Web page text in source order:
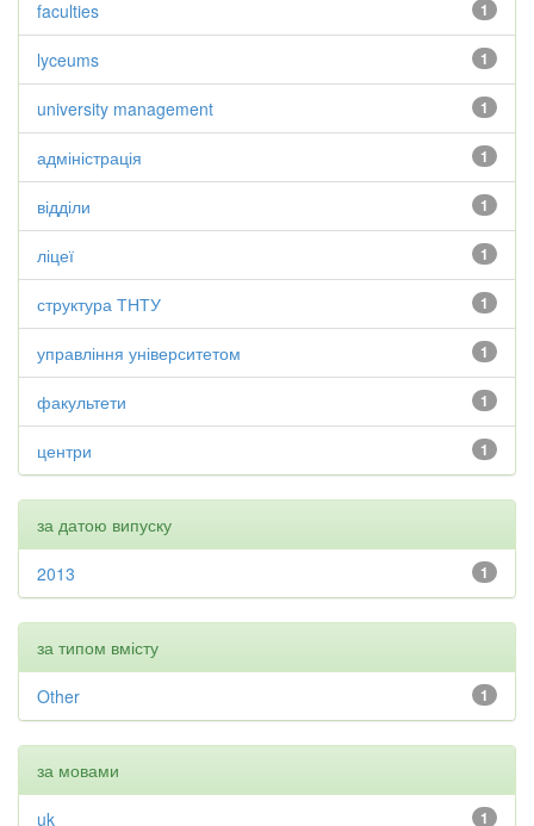
1
faculties
1
lyceums
1
university management
1
адміністрація
1
відділи
1
ліцеї
1
структура ТНТУ
1
управління університетом
1
факультети
1
центри
за датою випуску
1
2013
за типом вмісту
1
Other
за мовами
1
uk